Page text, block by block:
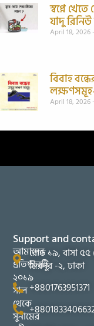
স্বপ্নে
যাদু
April 18, 2026
বিবাহ
April 18, 2026
আমাদের
প্রতিষ্ঠানটি
২০১৯
সাল
থেকে
সুনামের
Support and
রোড ১৯, বাসা
মিরপুর -২, ঢাকা
+8801763951371